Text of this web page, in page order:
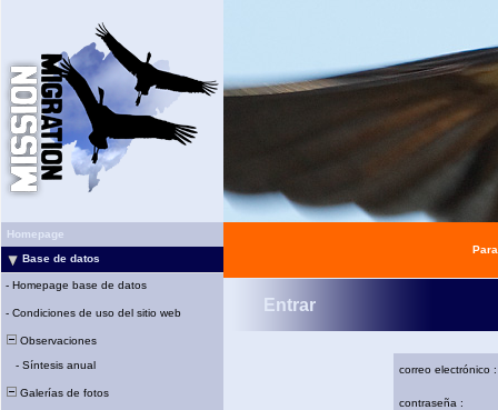
Homepage
Base de datos
- Homepage base de datos
- Condiciones de uso del sitio web
Observaciones
- Síntesis anual
Galerías de fotos
Entrar
correo electrónico :
contraseña :